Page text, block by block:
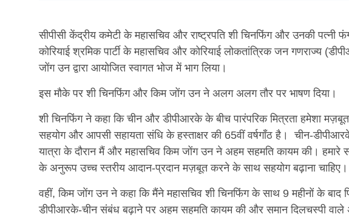
सीपीसी केंद्रीय कमेटी के महासचिव और राष्ट्रपति शी चिनफिंग और उनकी पत्नी
कोरियाई श्रमिक पार्टी के महासचिव और कोरियाई लोकतांत्रिक जन गणराज्य
जोंग उन द्वारा आयोजित स्वागत भोज में भाग लिया।
इस मौके पर शी चिनफिंग और किम जोंग उन ने अलग अलग तौर पर भाषण दिया।
शी चिनफिंग ने कहा कि चीन और डीपीआरके के बीच पारंपरिक मित्रता हमेशा
सहयोग और आपसी सहायता संधि के हस्ताक्षर की 65वीं वर्षगाँठ है। चीन-
यात्रा के दौरान मैं और महासचिव किम जोंग उन ने अहम सहमति कायम की। हमारे
के अनुरूप उच्च स्तरीय आदान-प्रदान मज़बूत करने के साथ सहयोग बढ़ाना चाहिए।
वहीं, किम जोंग उन ने कहा कि मैंने महासचिव शी चिनफिंग के साथ 9 महीनों के
डीपीआरके-चीन संबंध बढ़ाने पर अहम सहमति कायम की और समान दिलचस्पी वाले